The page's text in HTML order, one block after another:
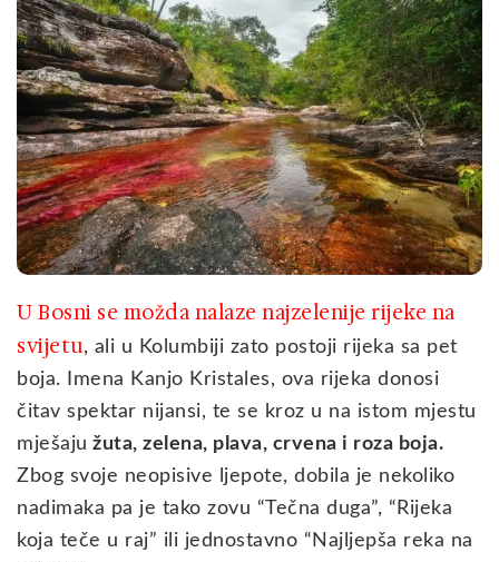
U Bosni se možda nalaze najzelenije rijeke na
svijetu, ali u Kolumbiji zato postoji rijeka sa pet
boja. Imena Kanjo Kristales, ova rijeka donosi
čitav spektar nijansi, te se kroz u na istom mjestu
mješaju žuta, zelena, plava, crvena i roza boja.
Zbog svoje neopisive ljepote, dobila je nekoliko
nadimaka pa je tako zovu “Tečna duga”, “Rijeka
koja teče u raj” ili jednostavno “Najljepša reka na